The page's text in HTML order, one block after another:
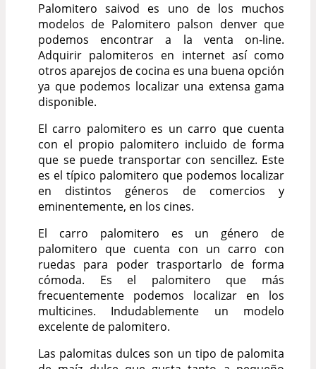
Palomitero saivod es uno de los muchos
modelos de Palomitero palson denver que
podemos encontrar a la venta on-line.
Adquirir palomiteros en internet así como
otros aparejos de cocina es una buena opción
ya que podemos localizar una extensa gama
disponible.
El carro palomitero es un carro que cuenta
con el propio palomitero incluido de forma
que se puede transportar con sencillez. Este
es el típico palomitero que podemos localizar
en distintos géneros de comercios y
eminentemente, en los cines.
El carro palomitero es un género de
palomitero que cuenta con un carro con
ruedas para poder trasportarlo de forma
cómoda. Es el palomitero que más
frecuentemente podemos localizar en los
multicines. Indudablemente un modelo
excelente de palomitero.
Las palomitas dulces son un tipo de palomita